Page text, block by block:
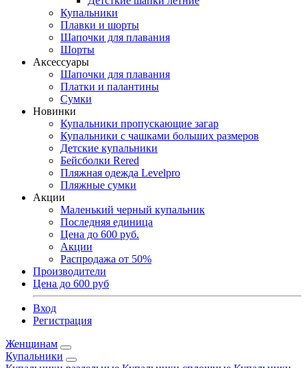
Купальники
Плавки и шорты
Шапочки для плавания
Шорты
Аксессуары
Шапочки для плавания
Платки и палантины
Сумки
Новинки
Купальники пропускающие загар
Купальники с чашками больших размеров
Детские купальники
Бейсболки Rered
Пляжная одежда Levelpro
Пляжные сумки
Акции
Маленький черный купальник
Последняя единица
Цена до 600 руб.
Акции
Распродажа от 50%
Производители
Цена до 600 руб
Вход
Регистрация
Женщинам
Купальники